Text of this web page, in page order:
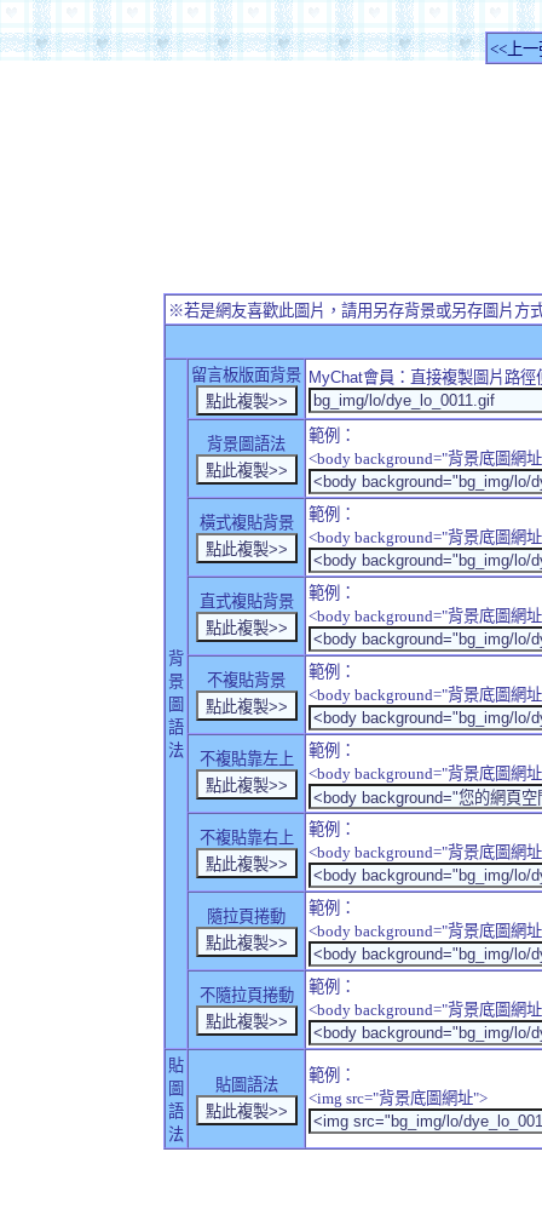
<<上一
※若是網友喜歡此圖片，請用另存背景或另存圖片方
背
景
圖
語
法
留言板版面背景 MyChat會員：直接複製圖片路
背景圖語法
範例：
<body background="背景底圖網
橫式複貼背景
範例：
<body background="背景底圖網
直式複貼背景
範例：
<body background="背景底圖網
不複貼背景
範例：
<body background="背景底圖網
不複貼靠左上
範例：
<body background="背景底圖網
不複貼靠右上
範例：
<body background="背景底圖網
隨拉頁捲動
範例：
<body background="背景底圖網
不隨拉頁捲動
範例：
<body background="背景底圖網
貼
圖
語
法
貼圖語法
範例：
<img src="背景底圖網址">